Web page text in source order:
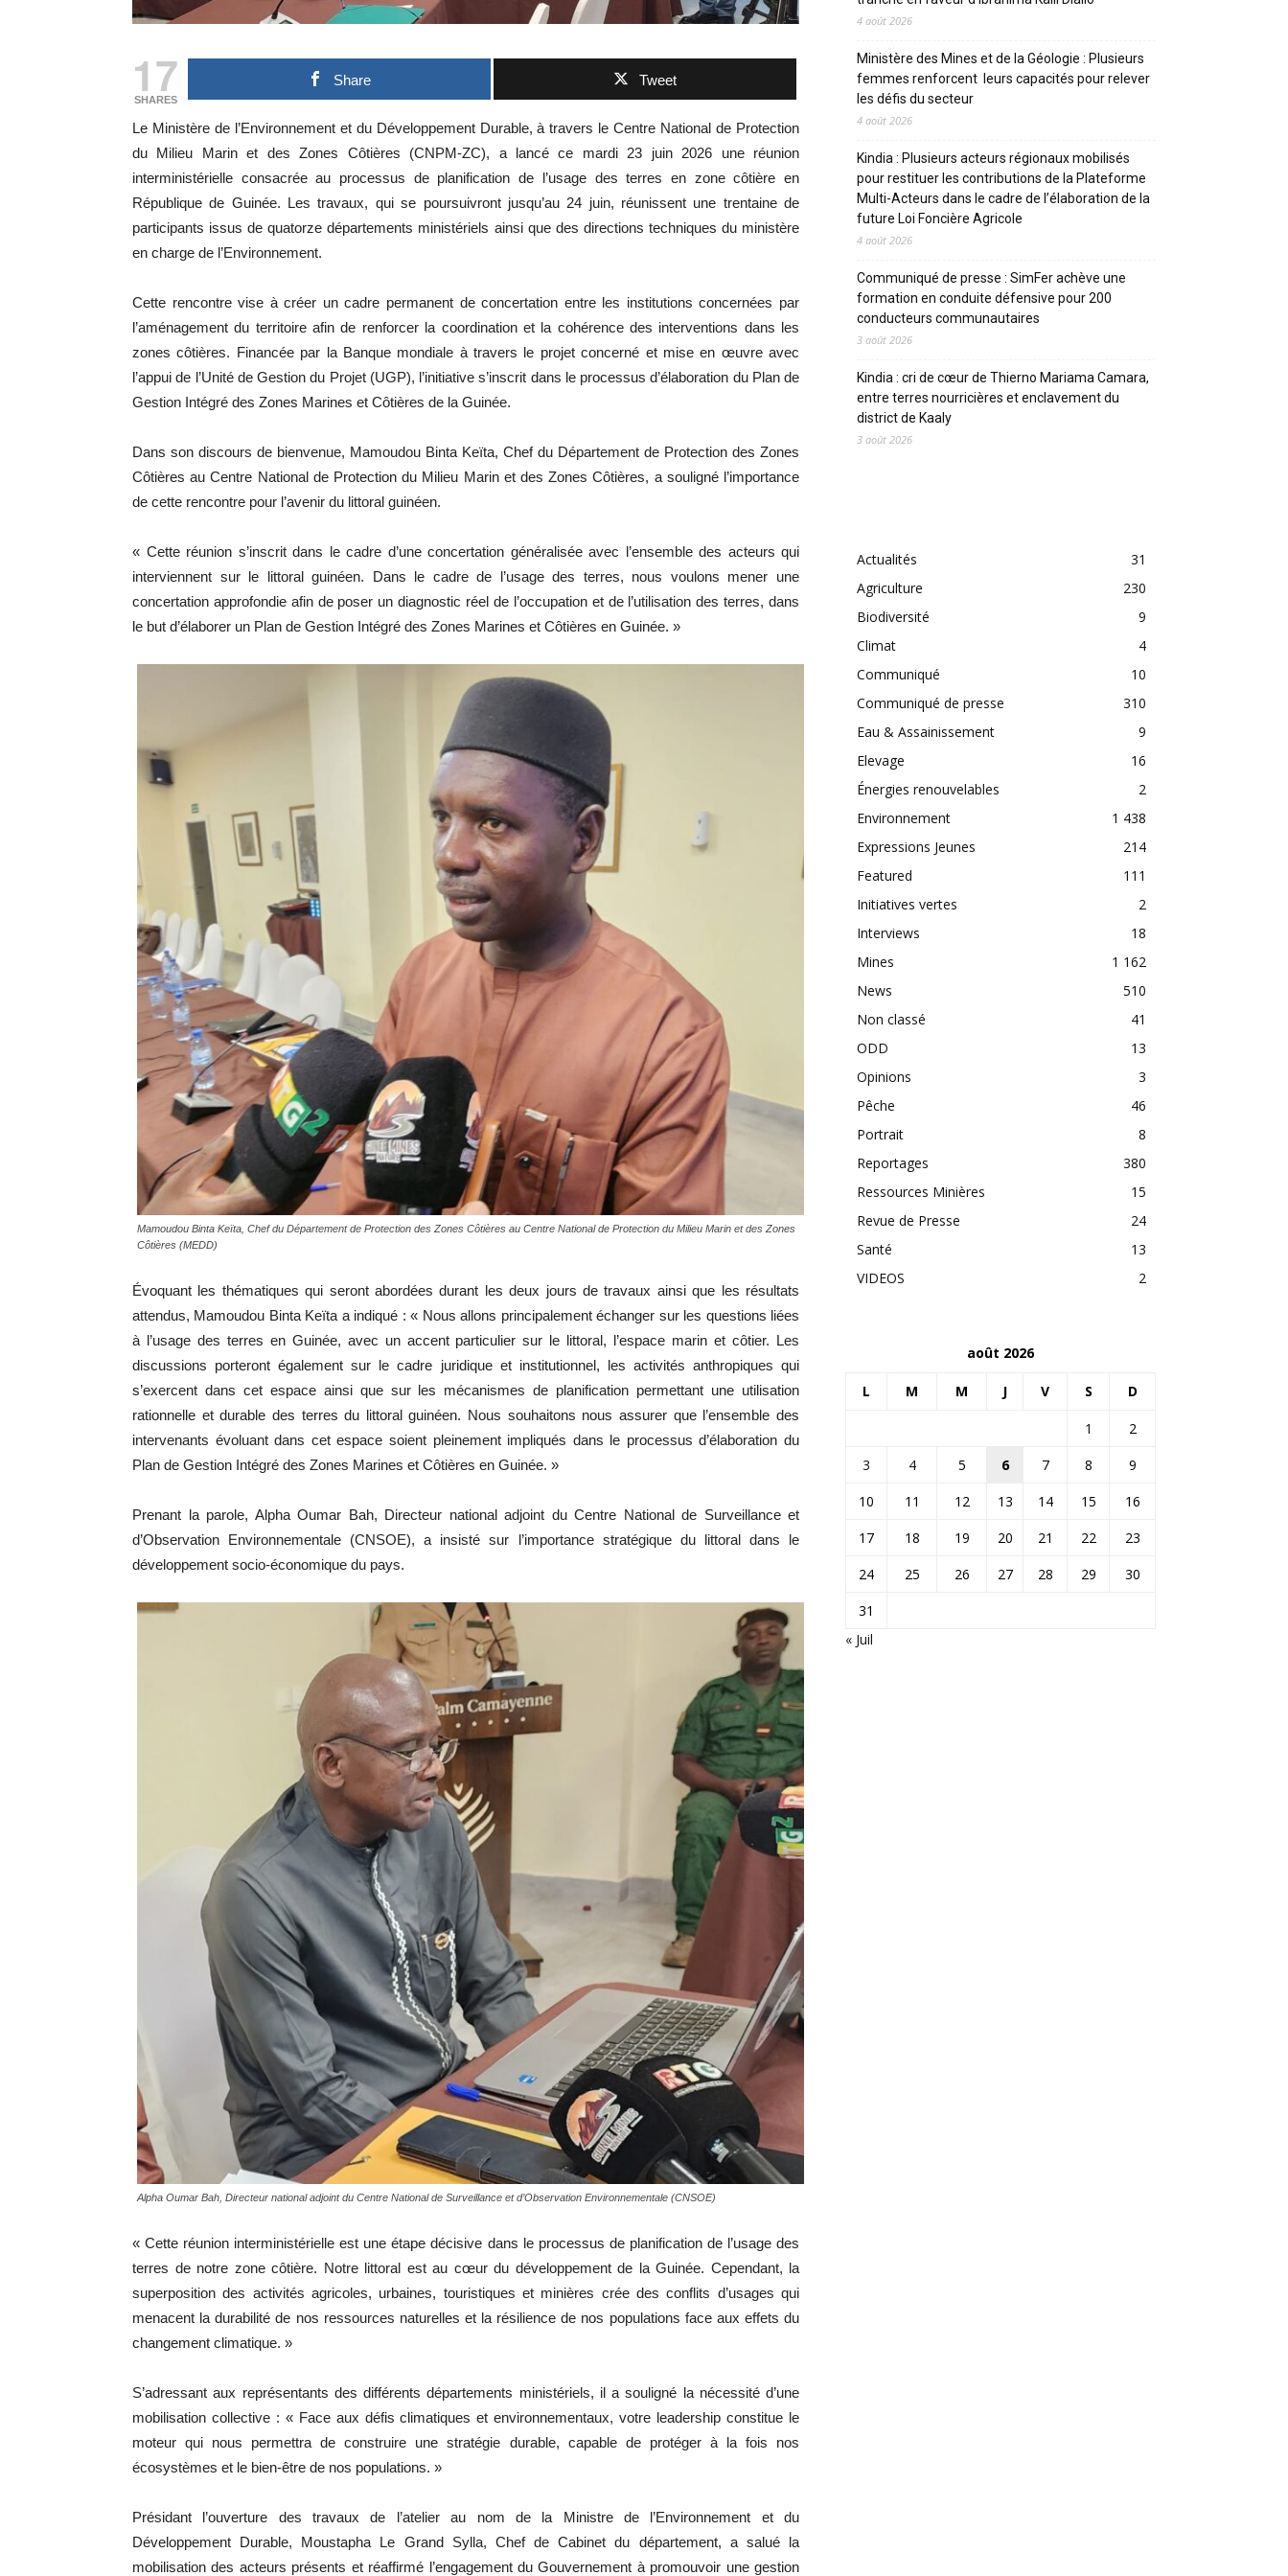
17
SHARES
Share Tweet
Le Ministère de l’Environnement et du Développement Durable, à travers le Centre National de Protection
du Milieu Marin et des Zones Côtières (CNPM-ZC), a lancé ce mardi 23 juin 2026 une réunion
interministérielle consacrée au processus de planification de l’usage des terres en zone côtière en
République de Guinée. Les travaux, qui se poursuivront jusqu’au 24 juin, réunissent une trentaine de
participants issus de quatorze départements ministériels ainsi que des directions techniques du ministère
en charge de l’Environnement.
Cette rencontre vise à créer un cadre permanent de concertation entre les institutions concernées par
l’aménagement du territoire afin de renforcer la coordination et la cohérence des interventions dans les
zones côtières. Financée par la Banque mondiale à travers le projet concerné et mise en œuvre avec
l’appui de l’Unité de Gestion du Projet (UGP), l’initiative s’inscrit dans le processus d’élaboration du Plan de
Gestion Intégré des Zones Marines et Côtières de la Guinée.
Dans son discours de bienvenue, Mamoudou Binta Keïta, Chef du Département de Protection des Zones
Côtières au Centre National de Protection du Milieu Marin et des Zones Côtières, a souligné l’importance
de cette rencontre pour l’avenir du littoral guinéen.
« Cette réunion s’inscrit dans le cadre d’une concertation généralisée avec l’ensemble des acteurs qui
interviennent sur le littoral guinéen. Dans le cadre de l’usage des terres, nous voulons mener une
concertation approfondie afin de poser un diagnostic réel de l’occupation et de l’utilisation des terres, dans
le but d’élaborer un Plan de Gestion Intégré des Zones Marines et Côtières en Guinée. »
Mamoudou Binta Keïta, Chef du Département de Protection des Zones Côtières au Centre National de Protection du Milieu Marin et des Zones
Côtières (MEDD)
Évoquant les thématiques qui seront abordées durant les deux jours de travaux ainsi que les résultats
attendus, Mamoudou Binta Keïta a indiqué : « Nous allons principalement échanger sur les questions liées
à l’usage des terres en Guinée, avec un accent particulier sur le littoral, l’espace marin et côtier. Les
discussions porteront également sur le cadre juridique et institutionnel, les activités anthropiques qui
s’exercent dans cet espace ainsi que sur les mécanismes de planification permettant une utilisation
rationnelle et durable des terres du littoral guinéen. Nous souhaitons nous assurer que l’ensemble des
intervenants évoluant dans cet espace soient pleinement impliqués dans le processus d’élaboration du
Plan de Gestion Intégré des Zones Marines et Côtières en Guinée. »
Prenant la parole, Alpha Oumar Bah, Directeur national adjoint du Centre National de Surveillance et
d’Observation Environnementale (CNSOE), a insisté sur l’importance stratégique du littoral dans le
développement socio-économique du pays.
Alpha Oumar Bah, Directeur national adjoint du Centre National de Surveillance et d’Observation Environnementale (CNSOE)
« Cette réunion interministérielle est une étape décisive dans le processus de planification de l’usage des
terres de notre zone côtière. Notre littoral est au cœur du développement de la Guinée. Cependant, la
superposition des activités agricoles, urbaines, touristiques et minières crée des conflits d’usages qui
menacent la durabilité de nos ressources naturelles et la résilience de nos populations face aux effets du
changement climatique. »
S’adressant aux représentants des différents départements ministériels, il a souligné la nécessité d’une
mobilisation collective : « Face aux défis climatiques et environnementaux, votre leadership constitue le
moteur qui nous permettra de construire une stratégie durable, capable de protéger à la fois nos
écosystèmes et le bien-être de nos populations. »
Présidant l’ouverture des travaux de l’atelier au nom de la Ministre de l’Environnement et du
Développement Durable, Moustapha Le Grand Sylla, Chef de Cabinet du département, a salué la
mobilisation des acteurs présents et réaffirmé l’engagement du Gouvernement à promouvoir une gestion
4 août 2026
Ministère des Mines et de la Géologie : Plusieurs
femmes renforcent leurs capacités pour relever
les défis du secteur
4 août 2026
Kindia : Plusieurs acteurs régionaux mobilisés
pour restituer les contributions de la Plateforme
Multi-Acteurs dans le cadre de l’élaboration de la
future Loi Foncière Agricole
4 août 2026
Communiqué de presse : SimFer achève une
formation en conduite défensive pour 200
conducteurs communautaires
3 août 2026
Kindia : cri de cœur de Thierno Mariama Camara,
entre terres nourricières et enclavement du
district de Kaaly
3 août 2026
Actualités
31
Agriculture
230
Biodiversité
9
Climat
4
Communiqué
10
Communiqué de presse
310
Eau & Assainissement
9
Elevage
16
Énergies renouvelables
2
Environnement
1 438
Expressions Jeunes
214
Featured
111
Initiatives vertes
2
Interviews
18
Mines
1 162
News
510
Non classé
41
ODD
13
Opinions
3
Pêche
46
Portrait
8
Reportages
380
Ressources Minières
15
Revue de Presse
24
Santé
13
VIDEOS
2
août 2026
L M M J V S D
1
2
3
4 5 6 7 8
9
10
11 12 13 14 15
16
17
18 19 20 21 22
23
24
25 26 27 28 29
30
31
« Juil